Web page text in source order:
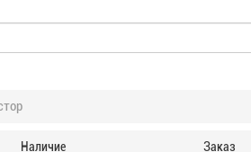
Наличие Заказ